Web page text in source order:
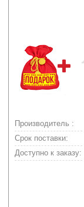
Производитель :
Срок поставки:
Доступно к заказу: